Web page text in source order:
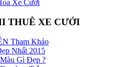
Xe Cưới
THUÊ XE CƯỚI
Tham Khảo
Nhất 2015
Gì Đẹp ?